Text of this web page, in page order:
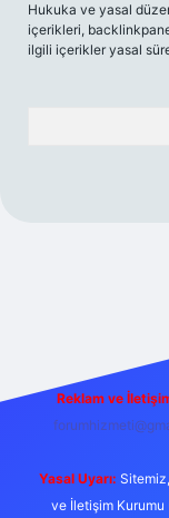
Hukuka ve yasal
içerikleri,
ilgili içerikler yasal
Reklam ve
Yasal Uyarı:
ve İletişim Kurumu